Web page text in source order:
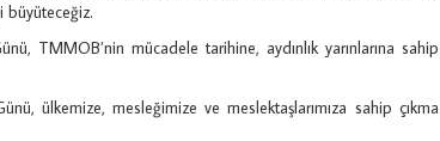
büyüteceğiz.
TMMOB’nin mücadele tarihine, aydınlık yarınlarına sahip
ülkemize, mesleğimize ve meslektaşlarımıza sahip çıkma